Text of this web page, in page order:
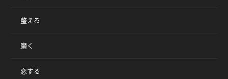
整える
磨く
恋する